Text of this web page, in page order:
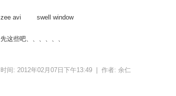
zee avi swell window
先这些吧、、、、、、
时间: 2012年02月07日下午13:49 | 作者: 余仁